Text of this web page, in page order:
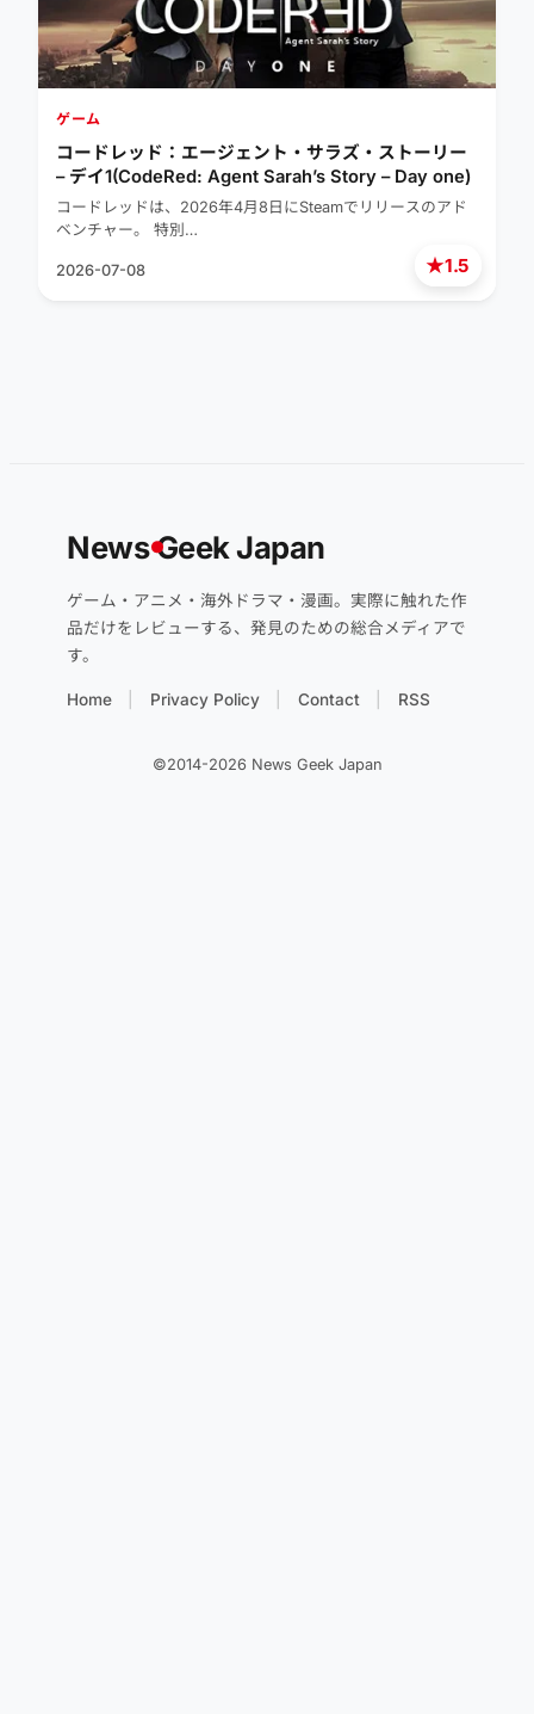
★1.5
ゲーム
コードレッド：エージェント・サラズ・ストーリー
– デイ1(CodeRed: Agent Sarah’s Story – Day one)
コードレッドは、2026年4月8日にSteamでリリースのアド
ベンチャー。 特別…
2026-07-08
NewsGeek Japan
ゲーム・アニメ・海外ドラマ・漫画。実際に触れた作
品だけをレビューする、発見のための総合メディアで
す。
Home Privacy Policy Contact RSS
©2014-2026 News Geek Japan